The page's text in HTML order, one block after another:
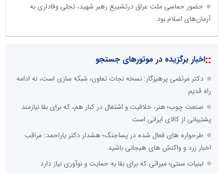
حضور حماسی ملت عراق درتشییع رهبر شهید، تجلی وفاداری به
آرمان‌های اسلام بود
::اخبار برگزیده در موتورهای جستجو
دکتر مرتضی پرهیزگار: نسخه نجات تعاون، شبکه سازی است، نه ادامه
راه قدیم
صنعت چوب؛ هنر، خلاقیت و اشتغال در کنار هم، که برای بقا نیازمند
پشتیبانی از کالای ایرانی است
طرحواره های فعال شده در پساجنگ؛ هشدار دکتر یاراحمد: مراقب
اخبار زرد و واکنش های هیجانی باشید
لبنیات سنتی؛ میراثی که برای بقا به حمایت و نوآوری نیاز دارد